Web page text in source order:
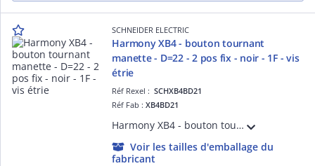
SCHNEIDER ELECTRIC
Harmony XB4 - bouton tournant
manette - D=22 - 2 pos fix - noir - 1F - vis
étrie
Réf Rexel :SCHXB4BD21
Réf Fab :XB4BD21
Harmony XB4 - bouton tournant - à manette - noir - D=22 - collerette dépassante - métal chromé - 2 positions - fixes - 1F - fixation D=22 - raccordement par vis-étrier
Voir les tailles d'emballage du
fabricant